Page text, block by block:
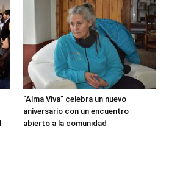
“Alma Viva” celebra un nuevo
aniversario con un encuentro
abierto a la comunidad